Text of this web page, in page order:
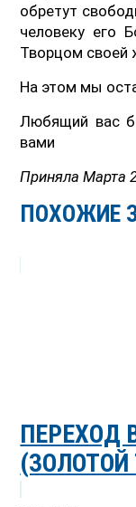
обретут
человеку его
Творцом своей
На этом мы
Любящий вас
вами
Приняла Марта
ПОХОЖИЕ
ПЕРЕХОД
(ЗОЛОТОЙ